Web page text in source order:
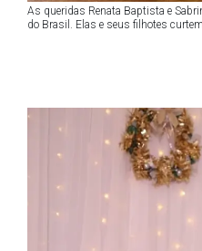
As queridas Renata Baptista e
do Brasil. Elas e seus filhotes